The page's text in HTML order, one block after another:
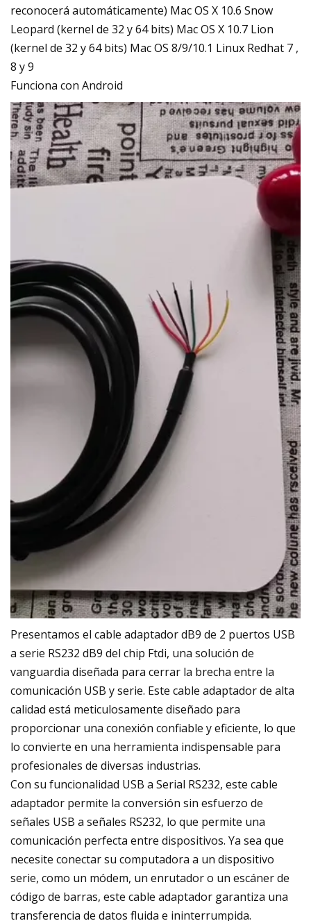
reconocerá automáticamente) Mac OS X 10.6 Snow
Leopard (kernel de 32 y 64 bits) Mac OS X 10.7 Lion
(kernel de 32 y 64 bits) Mac OS 8/9/10.1 Linux Redhat 7 ,
8 y 9
Funciona con Android
Presentamos el cable adaptador dB9 de 2 puertos USB
a serie RS232 dB9 del chip Ftdi, una solución de
vanguardia diseñada para cerrar la brecha entre la
comunicación USB y serie. Este cable adaptador de alta
calidad está meticulosamente diseñado para
proporcionar una conexión confiable y eficiente, lo que
lo convierte en una herramienta indispensable para
profesionales de diversas industrias.
Con su funcionalidad USB a Serial RS232, este cable
adaptador permite la conversión sin esfuerzo de
señales USB a señales RS232, lo que permite una
comunicación perfecta entre dispositivos. Ya sea que
necesite conectar su computadora a un dispositivo
serie, como un módem, un enrutador o un escáner de
código de barras, este cable adaptador garantiza una
transferencia de datos fluida e ininterrumpida.